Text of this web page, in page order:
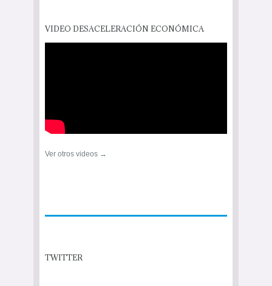
VIDEO DESACELERACIÓN ECONÓMICA
Ver otros videos →
TWITTER